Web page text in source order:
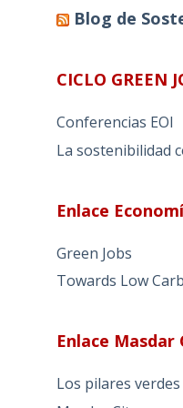
Blog de
CICLO GREEN
Conferencias EOI
La sostenibilidad
Enlace
Green Jobs
Towards Low
Enlace Masdar
Los pilares